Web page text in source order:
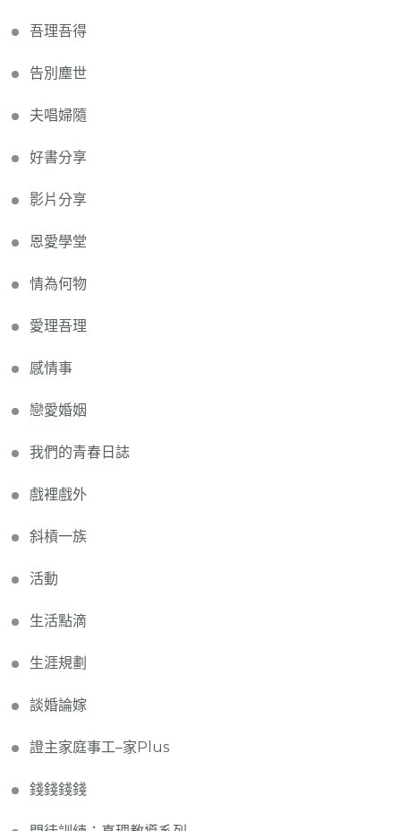
吾理吾得
告別塵世
夫唱婦隨
好書分享
影片分享
恩愛學堂
情為何物
愛理吾理
感情事
戀愛婚姻
我們的青春日誌
戲裡戲外
斜槓一族
活動
生活點滴
生涯規劃
談婚論嫁
證主家庭事工–家Plus
錢錢錢錢